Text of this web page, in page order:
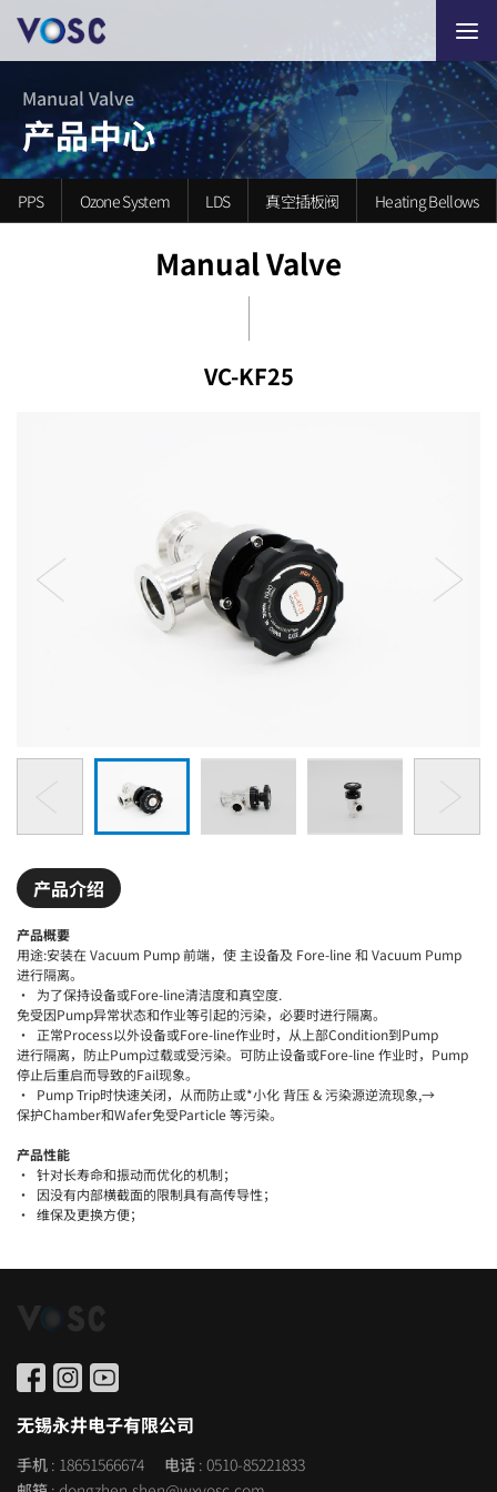
Manual Valve
产品中心
PPS Ozone System LDS 真空插板阀 Heating Bellows
Manual Valve
VC-KF25
产品介绍
产品概要
用途:安装在 Vacuum Pump 前端，使 主设备及 Fore-line 和 Vacuum Pump
进行隔离。
· 为了保持设备或Fore-line清洁度和真空度.
免受因Pump异常状态和作业等引起的污染，必要时进行隔离。
· 正常Process以外设备或Fore-line作业时，从上部Condition到Pump
进行隔离，防止Pump过载或受污染。可防止设备或Fore-line 作业时，Pump
停止后重启而导致的Fail现象。
· Pump Trip时快速关闭，从而防止或*小化 背压 & 污染源逆流现象,→
保护Chamber和Wafer免受Particle 等污染。
产品性能
· 针对长寿命和振动而优化的机制；
· 因没有内部横截面的限制具有高传导性；
· 维保及更换方便；
无锡永井电子有限公司
手机 : 18651566674 电话 : 0510-85221833